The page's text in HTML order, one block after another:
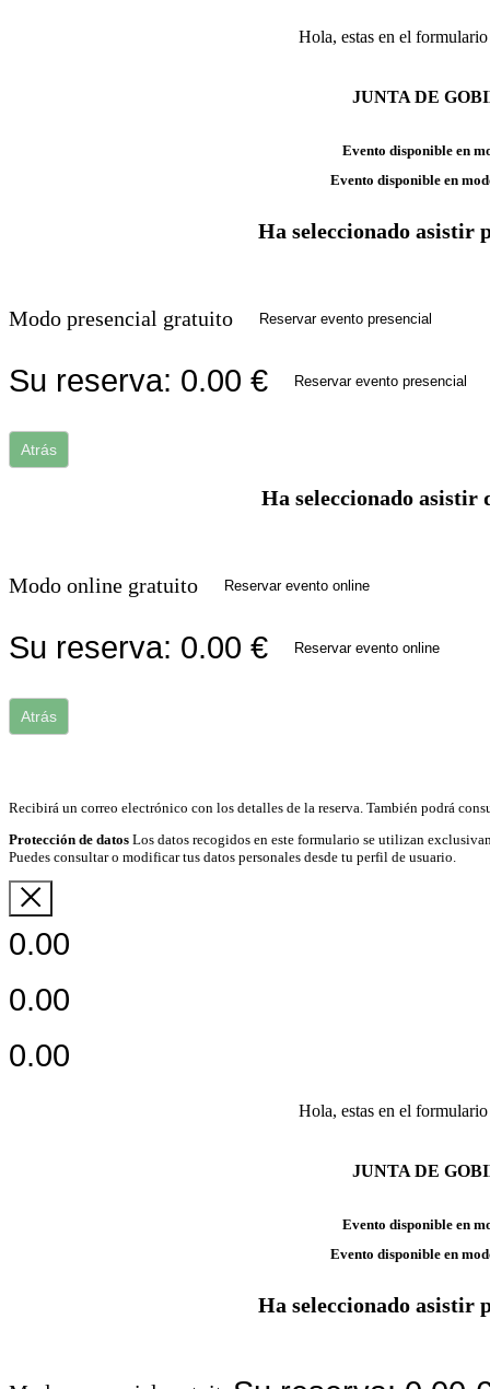
Hola, estas en el
JUNTA DE
Evento disponible en
Evento disponible en
Ha seleccionado asistir
Modo presencial gratuito Reservar evento presencial
Su reserva: 0.00 € Reservar evento presencial
Atrás
Ha seleccionado asistir
Modo online gratuito Reservar evento online
Su reserva: 0.00 € Reservar evento online
Atrás
Recibirá un correo electrónico con los detalles de la reserva. También podrá
Protección de datos Los datos recogidos en este formulario se utilizan
Puedes consultar o modificar tus datos personales desde tu perfil de usuario.
0.00
0.00
0.00
Hola, estas en el
JUNTA DE
Evento disponible en
Evento disponible en
Ha seleccionado asistir